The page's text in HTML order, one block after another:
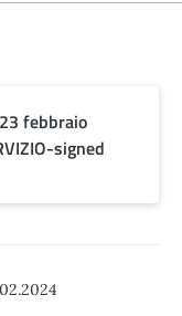
febbraio
signed